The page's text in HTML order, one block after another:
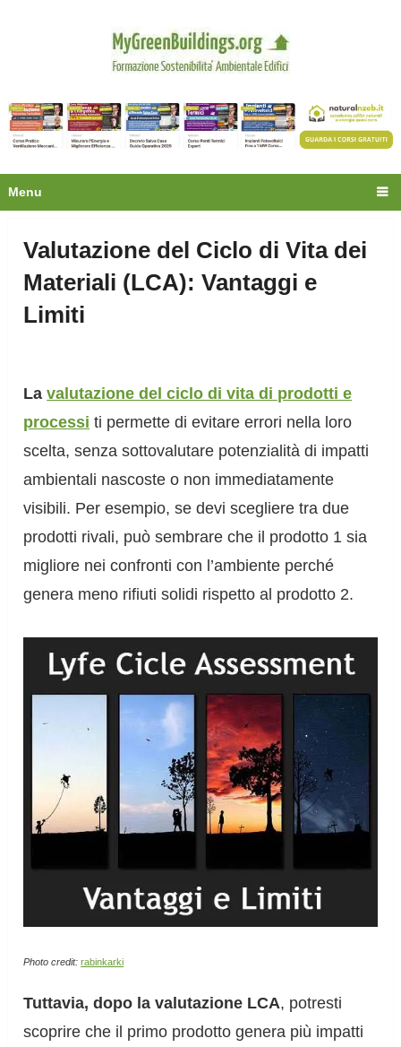
Menu
Valutazione del Ciclo di Vita dei
Materiali (LCA): Vantaggi e
Limiti
Lavalutazione del ciclo di vita di prodotti e
processi ti permette di evitare errori nella loro
scelta, senza sottovalutare potenzialità di impatti
ambientali nascoste o non immediatamente
visibili. Per esempio, se devi scegliere tra due
prodotti rivali, può sembrare che il prodotto 1 sia
migliore nei confronti con l’ambiente perché
genera meno rifiuti solidi rispetto al prodotto 2.
Photo credit: rabinkarki
Tuttavia, dopo la valutazione LCA, potresti
scoprire che il primo prodotto genera più impatti
Privacy
Oltre 30.000 tecnici
fanno già parte della